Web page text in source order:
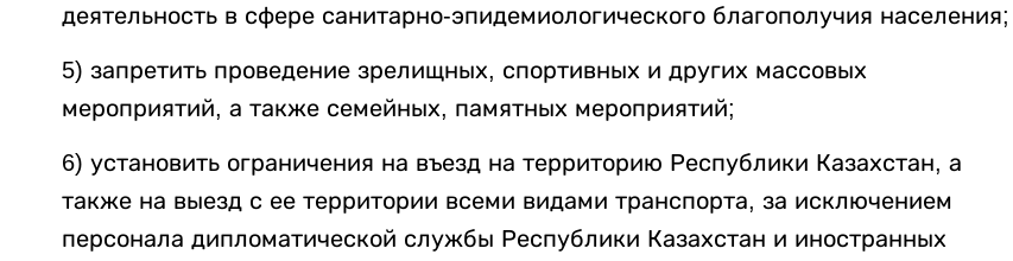
деятельность в сфере санитарно-эпидемиологического благополучия населения;
5) запретить проведение зрелищных, спортивных и других массовых
мероприятий, а также семейных, памятных мероприятий;
6) установить ограничения на въезд на территорию Республики Казахстан, а
также на выезд с ее территории всеми видами транспорта, за исключением
персонала дипломатической службы Республики Казахстан и иностранных